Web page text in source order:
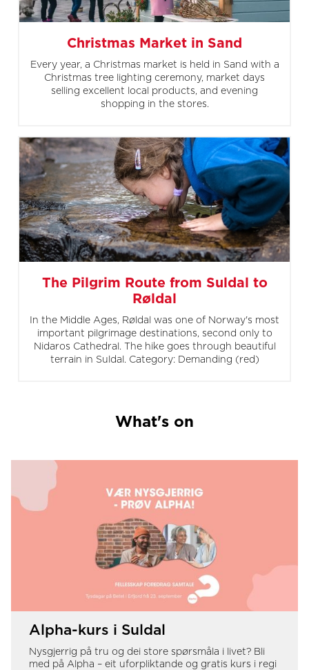
Christmas Market in Sand
Every year, a Christmas market is held in Sand with a
Christmas tree lighting ceremony, market days
selling excellent local products, and evening
shopping in the stores.
The Pilgrim Route from Suldal to
Røldal
In the Middle Ages, Røldal was one of Norway's most
important pilgrimage destinations, second only to
Nidaros Cathedral. The hike goes through beautiful
terrain in Suldal. Category: Demanding (red)
What's on
Alpha-kurs i Suldal
Nysgjerrig på tru og dei store spørsmåla i livet? Bli
med på Alpha – eit uforpliktande og gratis kurs i regi